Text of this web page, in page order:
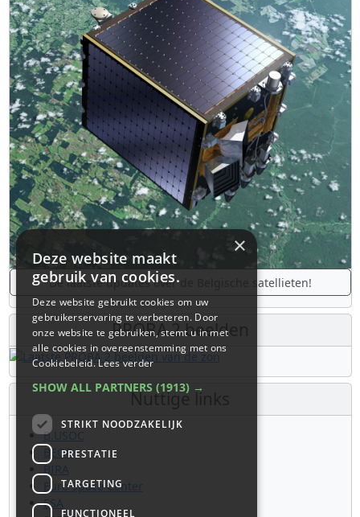
De laatste updates over de Belgische satellieten!
PROBA 2 beelden
Nuttige links
B.USOC
BEOP
BIRA
Euro Space Center
ESA
×
Deze website maakt
gebruik van cookies.
Deze website gebruikt cookies om uw
gebruikerservaring te verbeteren. Door
onze website te gebruiken, stemt u in met
alle cookies in overeenstemming met ons
Cookiebeleid.Lees verder
SHOW ALL PARTNERS (1913) →
STRIKT NOODZAKELIJK
PRESTATIE
TARGETING
FUNCTIONEEL